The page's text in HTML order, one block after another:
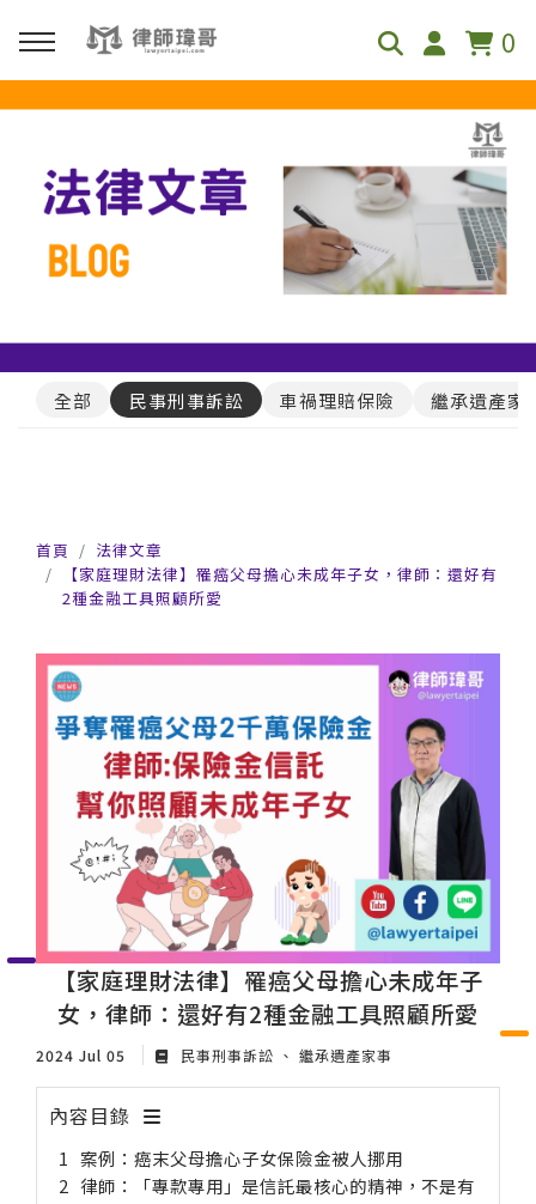
0
回主選單
免費影音資源
Youtube
全部 民事刑事訴訟 車禍理賠保險 繼承遺產家
首頁
法律文章
【家庭理財法律】罹癌父母擔心未成年子女，律師：還好有
2種金融工具照顧所愛
【家庭理財法律】罹癌父母擔心未成年子
女，律師：還好有2種金融工具照顧所愛
2024 Jul 05 民事刑事訴訟 繼承遺產家事
內容目錄
案例：癌末父母擔心子女保險金被人挪用
律師：「專款專用」是信託最核心的精神，不是有